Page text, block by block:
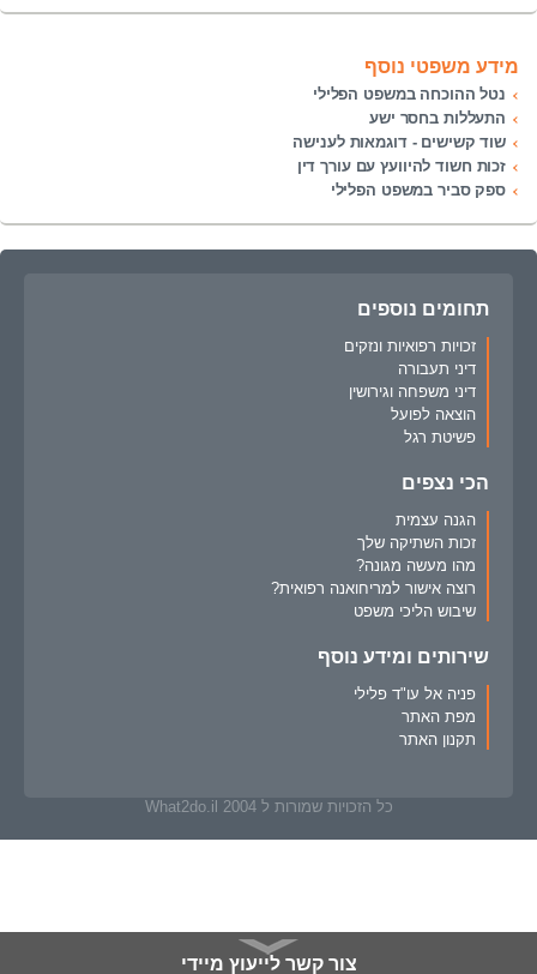
מידע משפטי נוסף
נטל ההוכחה במשפט הפלילי
התעללות בחסר ישע
שוד קשישים - דוגמאות לענישה
זכות חשוד להיוועץ עם עורך דין
ספק סביר במשפט הפלילי
תחומים נוספים
זכויות רפואיות ונזקים
דיני תעבורה
דיני משפחה וגירושין
הוצאה לפועל
פשיטת רגל
הכי נצפים
הגנה עצמית
זכות השתיקה שלך
מהו מעשה מגונה?
רוצה אישור למריחואנה רפואית?
שיבוש הליכי משפט
שירותים ומידע נוסף
פניה אל עו"ד פלילי
מפת האתר
תקנון האתר
כל הזכויות שמורות ל What2do.il 2004
צור קשר לייעוץ מיידי